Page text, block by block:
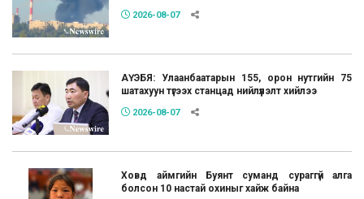
2026-08-07
АҮЭБЯ: Улаанбаатарын 155, орон нутгийн 75
шатахуун түгээх станцад нийлүүлэлт хийлээ
2026-08-07
Ховд аймгийн Буянт суманд сураггүй алга
болсон 10 настай охиныг хайж байна